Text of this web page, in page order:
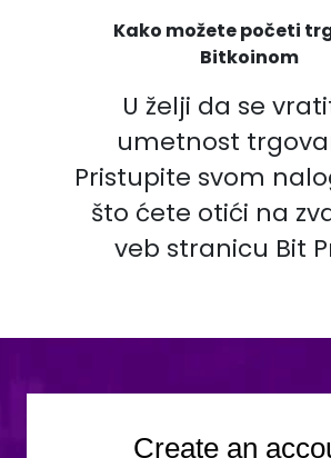
Kako možete početi
Bitkoinom
U želji da se
umetnost
Pristupite svom
što ćete otići na
veb stranicu Bit